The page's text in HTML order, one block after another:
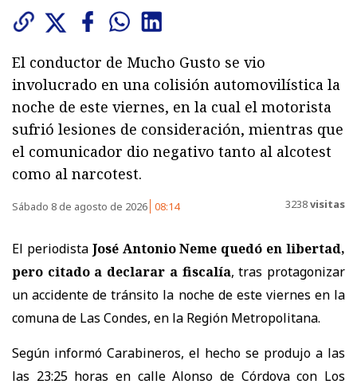
El conductor de Mucho Gusto se vio
involucrado en una colisión automovilística la
noche de este viernes, en la cual el motorista
sufrió lesiones de consideración, mientras que
el comunicador dio negativo tanto al alcotest
como al narcotest.
Sábado 8 de agosto de 2026 08:14 3238visitas
El periodista José Antonio Neme quedó en libertad,
pero citado a declarar a fiscalía, tras protagonizar
un accidente de tránsito la noche de este viernes en la
comuna de Las Condes, en la Región Metropolitana.
Según informó Carabineros, el hecho se produjo a las
las 23:25 horas en calle Alonso de Córdova con Los